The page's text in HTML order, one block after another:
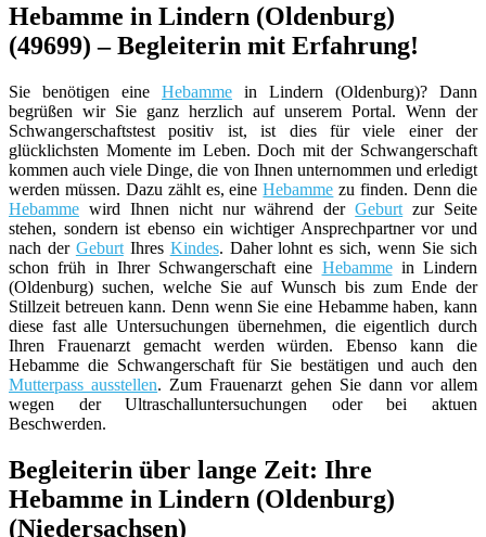
Hebamme in Lindern (Oldenburg)
(49699) – Begleiterin mit Erfahrung!
Sie benötigen eine Hebamme in Lindern (Oldenburg)? Dann
begrüßen wir Sie ganz herzlich auf unserem Portal. Wenn der
Schwangerschaftstest positiv ist, ist dies für viele einer der
glücklichsten Momente im Leben. Doch mit der Schwangerschaft
kommen auch viele Dinge, die von Ihnen unternommen und erledigt
werden müssen. Dazu zählt es, eineHebamme zu finden. Denn die
Hebamme wird Ihnen nicht nur während derGeburt zur Seite
stehen, sondern ist ebenso ein wichtiger Ansprechpartner vor und
nach der GeburtIhres Kindes. Daher lohnt es sich, wenn Sie sich
schon früh in Ihrer Schwangerschaft eine Hebammein Lindern
(Oldenburg) suchen, welche Sie auf Wunsch bis zum Ende der
Stillzeit betreuen kann. Denn wenn Sie eine Hebamme haben, kann
diese fast alle Untersuchungen übernehmen, die eigentlich durch
Ihren Frauenarzt gemacht werden würden. Ebenso kann die
Hebamme die Schwangerschaft für Sie bestätigen und auch den
Mutterpass ausstellen. Zum Frauenarzt gehen Sie dann vor allem
wegen der Ultraschalluntersuchungen oder bei aktuen
Beschwerden.
Begleiterin über lange Zeit: Ihre
Hebamme in Lindern (Oldenburg)
(Niedersachsen)